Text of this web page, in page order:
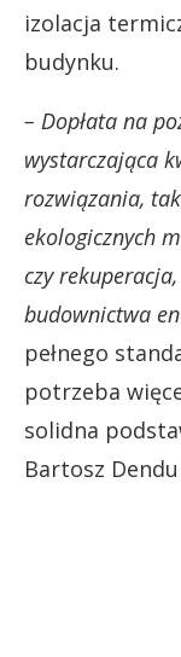
izolacja
budynku.
– Dopłata na
wystarczająca
rozwiązania,
ekologicznych
czy
budownictwa
pełnego
potrzeba
solidna
Bartosz